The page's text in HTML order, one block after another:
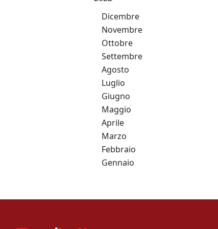
Dicembre
Novembre
Ottobre
Settembre
Agosto
Luglio
Giugno
Maggio
Aprile
Marzo
Febbraio
Gennaio